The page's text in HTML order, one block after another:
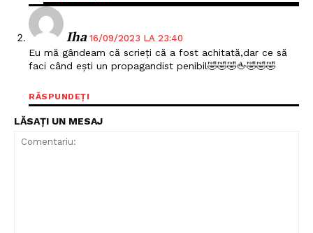
Iha 16/09/2023 LA 23:40
Eu mă gândeam că scrieți că a fost achitată,dar ce să
faci când ești un propagandist penibil🤣🤣🤣🖕🤣🤣🤣
RĂSPUNDEȚI
LĂSAȚI UN MESAJ